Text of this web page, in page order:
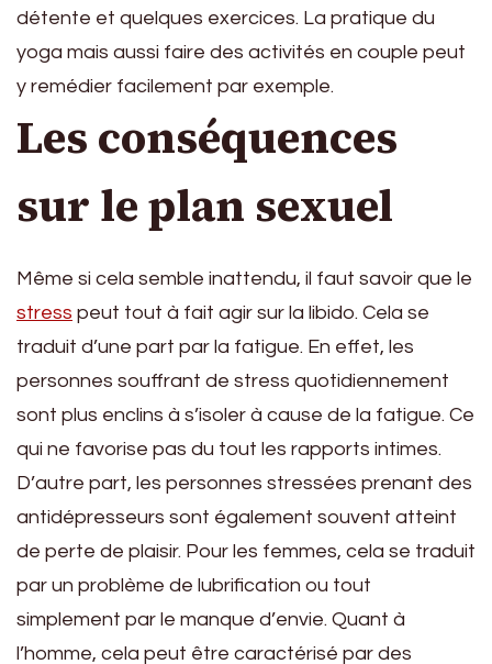
détente et quelques exercices. La pratique du
yoga mais aussi faire des activités en couple peut
y remédier facilement par exemple.
Les conséquences
sur le plan sexuel
Même si cela semble inattendu, il faut savoir que le
stress peut tout à fait agir sur la libido. Cela se
traduit d’une part par la fatigue. En effet, les
personnes souffrant de stress quotidiennement
sont plus enclins à s’isoler à cause de la fatigue. Ce
qui ne favorise pas du tout les rapports intimes.
D’autre part, les personnes stressées prenant des
antidépresseurs sont également souvent atteint
de perte de plaisir. Pour les femmes, cela se traduit
par un problème de lubrification ou tout
simplement par le manque d’envie. Quant à
l’homme, cela peut être caractérisé par des